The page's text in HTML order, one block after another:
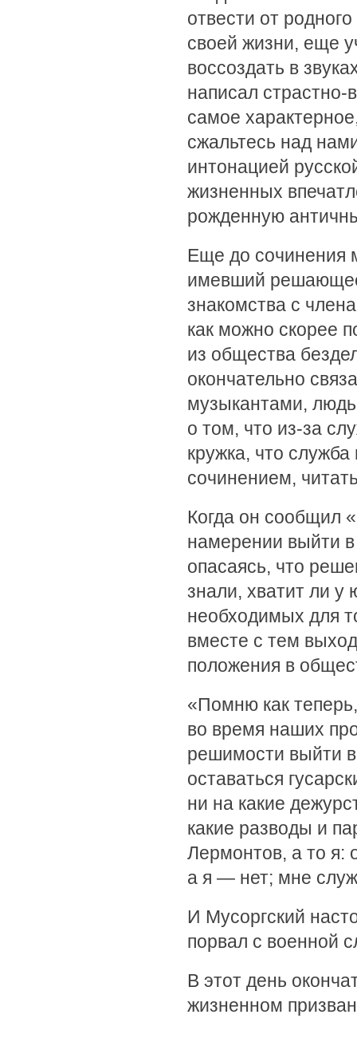
отвести от
своей жизни, еще
воссоздать в
написал страстно-
самое
сжальтесь над
интонацией
жизненных
рожденную
Еще до сочинения
имевший
знакомства с
как можно скорее
из общества
окончательно
музыкантами,
о том, что из-за
кружка, что
сочинением,
Когда он сообщил
намерении выйти в
опасаясь, что
знали, хватит ли у
необходимых для
вместе с тем
положения в
«Помню как
во время наших
решимости выйти
оставаться
ни на какие
какие разводы и
Лермонтов, а то я:
а я — нет; мне
И Мусоргский
порвал с военной
В этот день
жизненном